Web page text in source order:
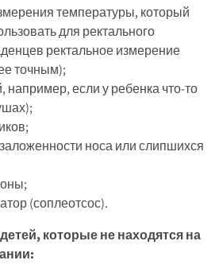
температуры, который
для ректального
ректальное измерение
точным);
например, если у ребенка что-то
носа или слипшихся
(соплеотсос).
которые не находятся на